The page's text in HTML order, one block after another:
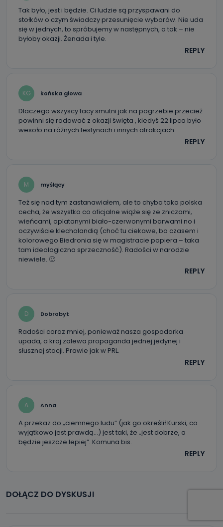
Tak było, jest i będzie. Ci ludzie są przyspawani do
stołków o czym świadczy przesunięcie wyborów. Nie uda
się w jednych, to spróbujemy w następnych, a tak – nie
byłoby okazji. Żenada i tyle.
REPLY
KG końska głowa
Dlaczego wszyscy tacy smutni jak na pogrzebie przecież
powinni się radować z okazji święta , kiedyś 22 lipca było
wesoło na różnych festynach i innych atrakcjach .
REPLY
M myślący
Też się nad tym zastanawiałem, ale to chyba taka polska
cecha, że wszystko co oficjalne wiąże się ze zniczami,
wieńcami, oplatanymi biało-czerwonymi barwami no i
oczywiście klecholandią (choć tu ciekawe, bo czasem i
kolorowego Biedronia się w magistracie popiera – taka
tam ideologiczna sprzeczność). Radości w narodzie
niewiele. 🙂
REPLY
D Dobrobyt
Radości coraz mniej, ponieważ nasza gospodarka
upada, a kraj zalewa propaganda jednej jedynej i
słusznej stacji. Prawie jak w PRL.
REPLY
A Anna
A przekaz do „ciemnego ludu” (jak go określił Kurski, co
wyjątkowo jest prawdą…) jest taki, że „jest dobrze, a
będzie jeszcze lepiej”. Komuna bis.
REPLY
DOŁĄCZ DO DYSKUSJI